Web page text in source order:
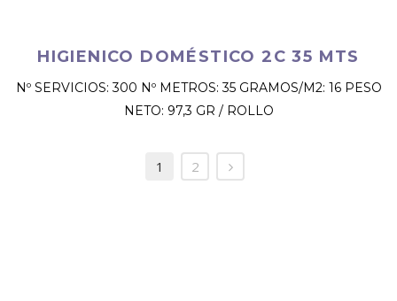
HIGIENICO DOMÉSTICO 2C 35 MTS
Nº SERVICIOS: 300 Nº METROS: 35 GRAMOS/M2: 16 PESO
NETO: 97,3 GR / ROLLO
1 2